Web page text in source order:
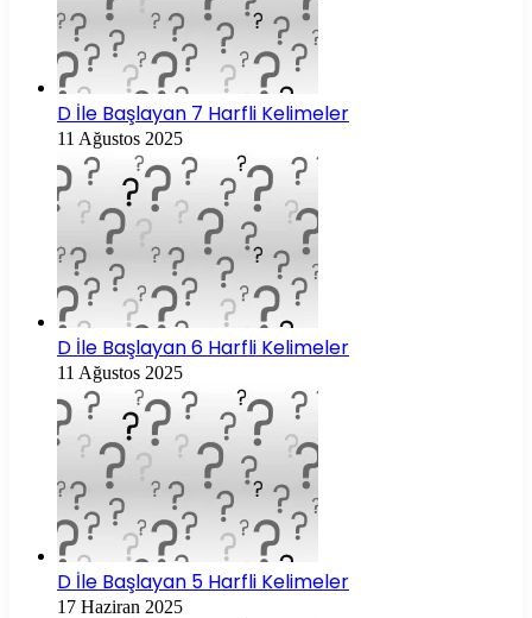
D İle Başlayan 7 Harfli Kelimeler
11 Ağustos 2025
D İle Başlayan 6 Harfli Kelimeler
11 Ağustos 2025
D İle Başlayan 5 Harfli Kelimeler
17 Haziran 2025